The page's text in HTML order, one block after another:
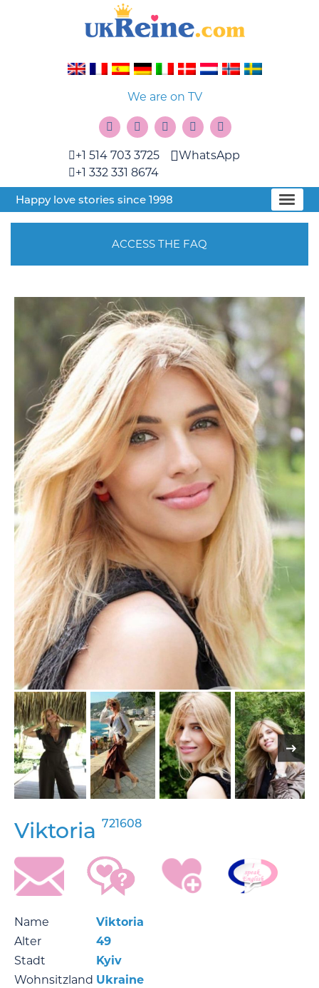
We are on TV
+1 514 703 3725
+1 332 331 8674
WhatsApp
Happy love stories since 1998
ACCESS THE FAQ
Viktoria 721608
Name
Viktoria
Alter
49
Stadt
Kyiv
Wohnsitzland Ukraine